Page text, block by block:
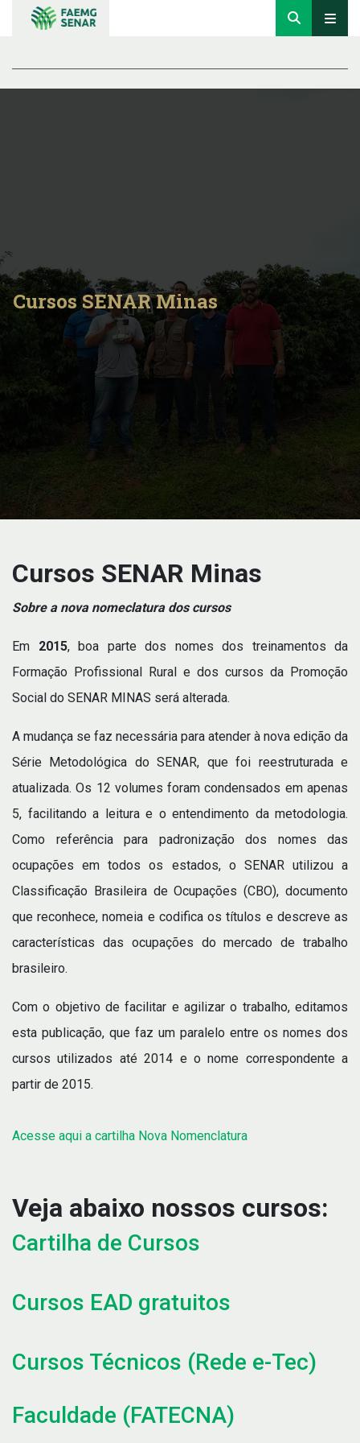
Cursos SENAR Minas
Cursos SENAR Minas
Sobre a nova nomeclatura dos cursos
Em 2015, boa parte dos nomes dos treinamentos da
Formação Profissional Rural e dos cursos da Promoção
Social do SENAR MINAS será alterada.
A mudança se faz necessária para atender à nova edição da
Série Metodológica do SENAR, que foi reestruturada e
atualizada. Os 12 volumes foram condensados em apenas
5, facilitando a leitura e o entendimento da metodologia.
Como referência para padronização dos nomes das
ocupações em todos os estados, o SENAR utilizou a
Classificação Brasileira de Ocupações (CBO), documento
que reconhece, nomeia e codifica os títulos e descreve as
características das ocupações do mercado de trabalho
brasileiro.
Com o objetivo de facilitar e agilizar o trabalho, editamos
esta publicação, que faz um paralelo entre os nomes dos
cursos utilizados até 2014 e o nome correspondente a
partir de 2015.
Acesse aqui a cartilha Nova Nomenclatura
Veja abaixo nossos cursos:
Cartilha de Cursos
Cursos EAD gratuitos
Cursos Técnicos (Rede e-Tec)
Faculdade (FATECNA)